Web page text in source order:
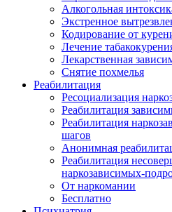
Алкогольная
Экстренное
Кодирование от
Лечение
Лекарственная
Снятие похмелья
Реабилитация
Ресоциализация
Реабилитация
Реабилитация
шагов
Анонимная
Реабилитация
наркозависимых-
От наркомании
Бесплатно